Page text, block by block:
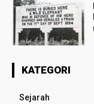
KATEGORI
Sejarah